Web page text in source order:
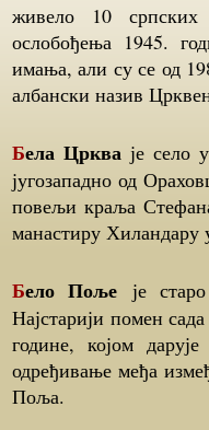
живело 10 српских
ослобођења 1945.
имања, али су се од
албански назив
Бела Цркваје село
југозападно од
повељи краља
манастиру Хиландару
Бело Поље је
Најстарији помен
године, којом
одређивање међа
Поља.